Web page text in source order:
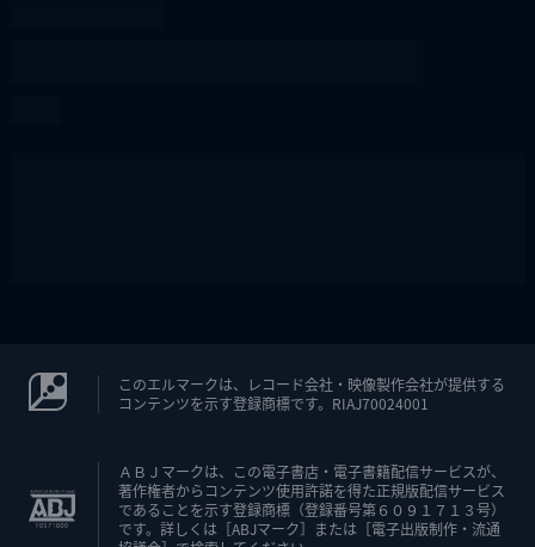
このエルマークは、レコード会社・映像製作会社が提供する
コンテンツを示す登録商標です。RIAJ70024001
ＡＢＪマークは、この電子書店・電子書籍配信サービスが、
著作権者からコンテンツ使用許諾を得た正規版配信サービス
であることを示す登録商標（登録番号第６０９１７１３号）
です。詳しくは［ABJマーク］または［電子出版制作・流通